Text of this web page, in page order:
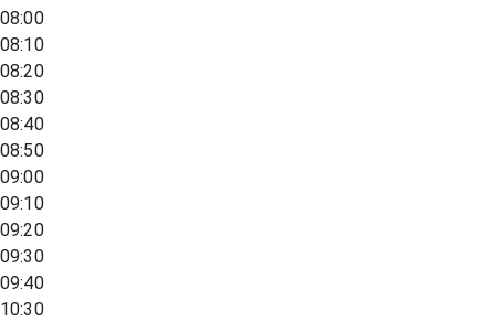
08:00
08:10
08:20
08:30
08:40
08:50
09:00
09:10
09:20
09:30
09:40
10:30